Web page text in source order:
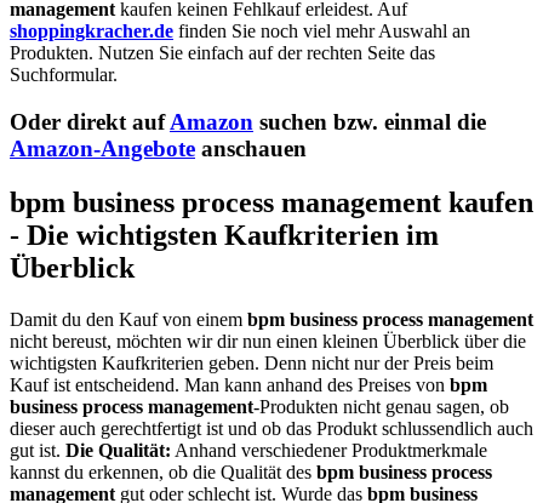
management kaufen keinen Fehlkauf erleidest. Auf
shoppingkracher.de finden Sie noch viel mehr Auswahl an
Produkten. Nutzen Sie einfach auf der rechten Seite das
Suchformular.
Oder direkt aufAmazon suchen bzw. einmal die
Amazon-Angebote anschauen
bpm business process management kaufen
- Die wichtigsten Kaufkriterien im
Überblick
Damit du den Kauf von einem bpm business process management
nicht bereust, möchten wir dir nun einen kleinen Überblick über die
wichtigsten Kaufkriterien geben. Denn nicht nur der Preis beim
Kauf ist entscheidend. Man kann anhand des Preises von bpm
business process management-Produkten nicht genau sagen, ob
dieser auch gerechtfertigt ist und ob das Produkt schlussendlich auch
gut ist. Die Qualität: Anhand verschiedener Produktmerkmale
kannst du erkennen, ob die Qualität des bpm business process
management gut oder schlecht ist. Wurde das bpm business